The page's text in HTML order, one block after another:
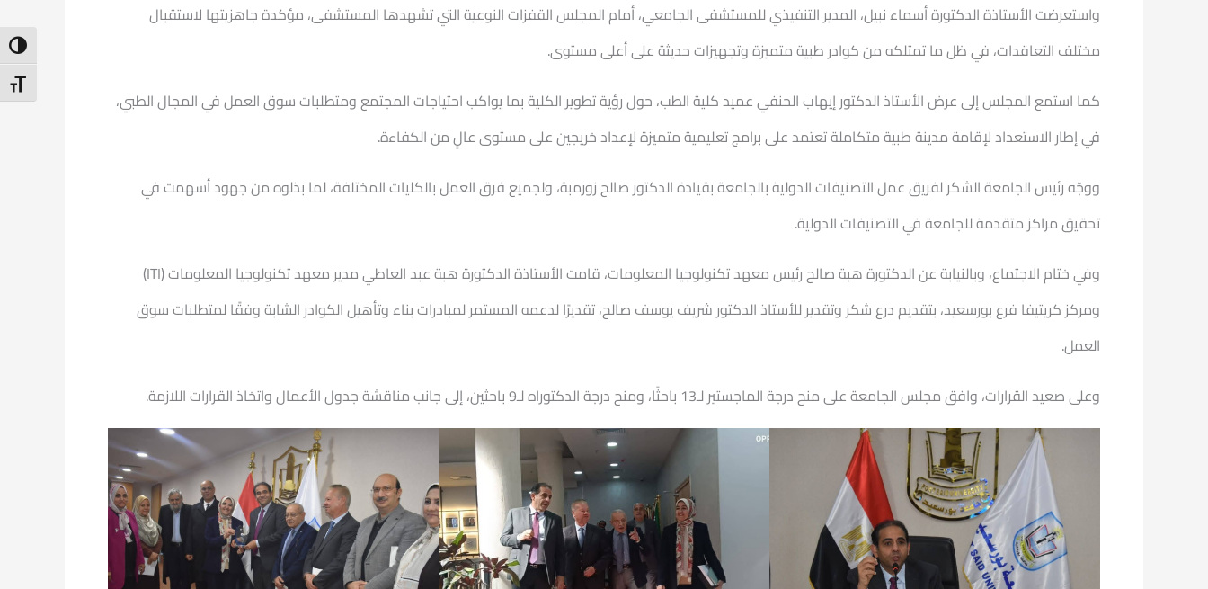
واستعرضت الأستاذة الدكتورة أسماء نبيل، المدير التنفيذي للمستشفى الجامعي، أمام المجلس القفزات النوعية التي تشهدها المستشفى، مؤكدة جاهزيتها لاستقبال
مختلف التعاقدات، في ظل ما تمتلكه من كوادر طبية متميزة وتجهيزات حديثة على أعلى مستوى.
كما استمع المجلس إلى عرض الأستاذ الدكتور إيهاب الحنفي عميد كلية الطب، حول رؤية تطوير الكلية بما يواكب احتياجات المجتمع ومتطلبات سوق العمل في المجال الطبي،
في إطار الاستعداد لإقامة مدينة طبية متكاملة تعتمد على برامج تعليمية متميزة لإعداد خريجين على مستوى عالٍ من الكفاءة.
ووجّه رئيس الجامعة الشكر لفريق عمل التصنيفات الدولية بالجامعة بقيادة الدكتور صالح زورمبة، ولجميع فرق العمل بالكليات المختلفة، لما بذلوه من جهود أسهمت في
تحقيق مراكز متقدمة للجامعة في التصنيفات الدولية.
وفي ختام الاجتماع، وبالنيابة عن الدكتورة هبة صالح رئيس معهد تكنولوجيا المعلومات، قامت الأستاذة الدكتورة هبة عبد العاطي مدير معهد تكنولوجيا المعلومات (ITI)
ومركز كريتيفا فرع بورسعيد، بتقديم درع شكر وتقدير للأستاذ الدكتور شريف يوسف صالح، تقديرًا لدعمه المستمر لمبادرات بناء وتأهيل الكوادر الشابة وفقًا لمتطلبات سوق
العمل.
وعلى صعيد القرارات، وافق مجلس الجامعة على منح درجة الماجستير لـ13 باحثًا، ومنح درجة الدكتوراه لـ9 باحثين، إلى جانب مناقشة جدول الأعمال واتخاذ القرارات اللازمة.